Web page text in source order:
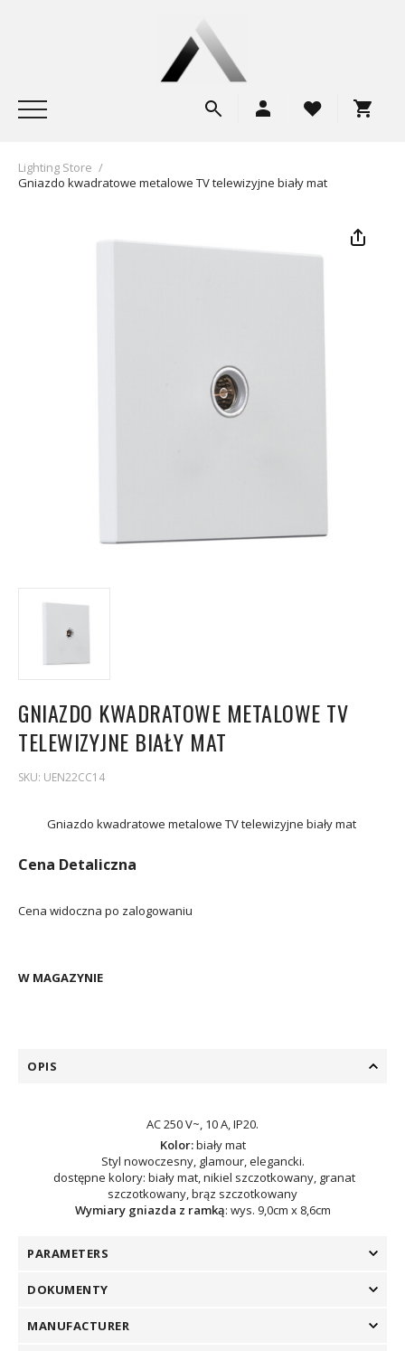
Lighting Store /
Gniazdo kwadratowe metalowe TV telewizyjne biały mat
GNIAZDO KWADRATOWE METALOWE TV
TELEWIZYJNE BIAŁY MAT
SKU: UEN22CC14
Gniazdo kwadratowe metalowe TV telewizyjne biały mat
Cena Detaliczna
Cena widoczna po zalogowaniu
W MAGAZYNIE
OPIS
AC 250 V~, 10 A, IP20.
Kolor:biały mat
Styl nowoczesny, glamour, elegancki.
dostępne kolory: biały mat, nikiel szczotkowany, granat
szczotkowany, brąz szczotkowany
Wymiary gniazda z ramką: wys. 9,0cm x 8,6cm
PARAMETERS
DOKUMENTY
MANUFACTURER